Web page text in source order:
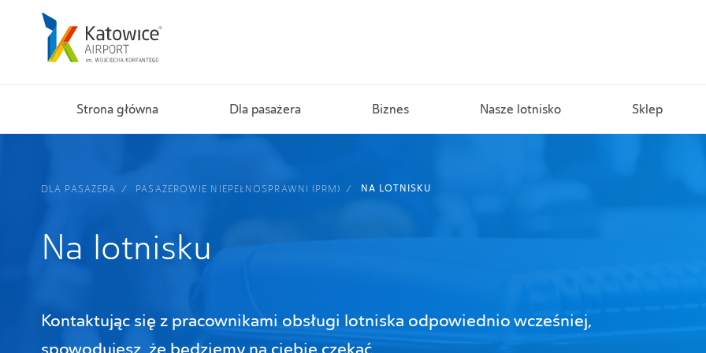
Strona główna Dla pasażera Biznes Nasze lotnisko Sklep
DLA PASAŻERA PASAŻEROWIE NIEPEŁNOSPRAWNI (PRM) NA LOTNISKU
Na lotnisku
Kontaktując się z pracownikami obsługi lotniska odpowiednio wcześniej,